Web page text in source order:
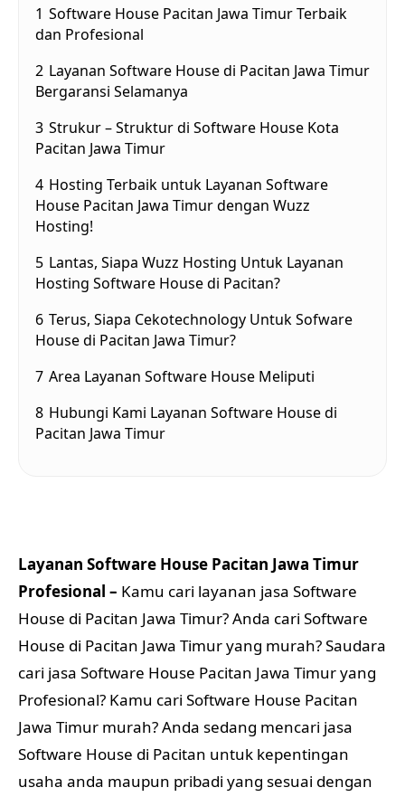
1 Software House Pacitan Jawa Timur Terbaik
dan Profesional
2 Layanan Software House di Pacitan Jawa Timur
Bergaransi Selamanya
3 Strukur – Struktur di Software House Kota
Pacitan Jawa Timur
4 Hosting Terbaik untuk Layanan Software
House Pacitan Jawa Timur dengan Wuzz
Hosting!
5 Lantas, Siapa Wuzz Hosting Untuk Layanan
Hosting Software House di Pacitan?
6 Terus, Siapa Cekotechnology Untuk Sofware
House di Pacitan Jawa Timur?
7 Area Layanan Software House Meliputi
8 Hubungi Kami Layanan Software House di
Pacitan Jawa Timur
Layanan Software House Pacitan Jawa Timur
Profesional – Kamu cari layanan jasa Software
House di Pacitan Jawa Timur? Anda cari Software
House di Pacitan Jawa Timur yang murah? Saudara
cari jasa Software House Pacitan Jawa Timur yang
Profesional? Kamu cari Software House Pacitan
Jawa Timur murah? Anda sedang mencari jasa
Software House di Pacitan untuk kepentingan
usaha anda maupun pribadi yang sesuai dengan